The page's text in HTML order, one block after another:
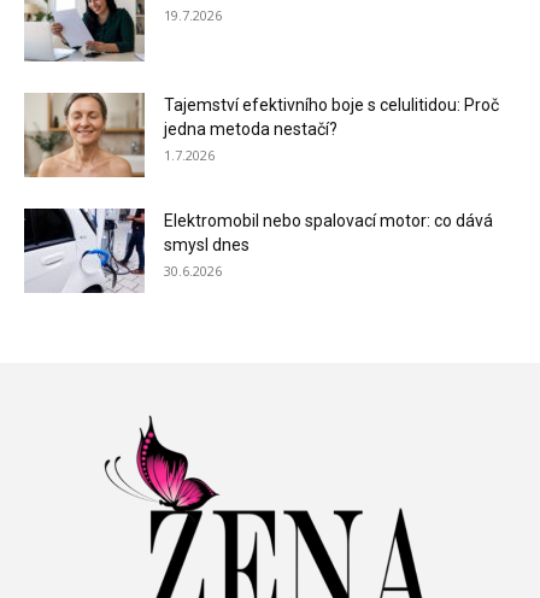
19.7.2026
Tajemství efektivního boje s celulitidou: Proč
jedna metoda nestačí?
1.7.2026
Elektromobil nebo spalovací motor: co dává
smysl dnes
30.6.2026